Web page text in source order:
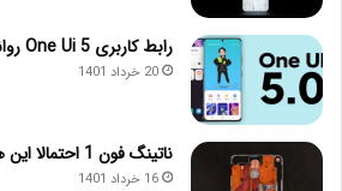
رابط کاربری One Ui 5 روانتر و یکپارچه تر می‌شود
20 خرداد 1401
ناتینگ فون 1 احتمالا این هفته معرفی می‌شود
16 خرداد 1401